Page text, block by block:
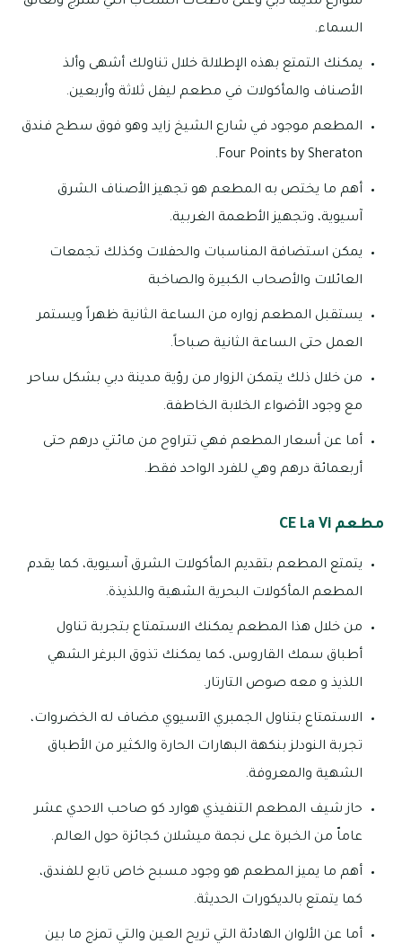
السماء.
يمكنك التمتع بهذه الإطلالة خلال تناولك أشهى وألذ
الأصناف والمأكولات في مطعم ليفل ثلاثة وأربعين.
المطعم موجود في شارع الشيخ زايد وهو فوق سطح فندق
Four Points by Sheraton.
أهم ما يختص به المطعم هو تجهيز الأصناف الشرق
آسيوية، وتجهيز الأطعمة الغربية.
يمكن استضافة المناسبات والحفلات وكذلك تجمعات
العائلات والأصحاب الكبيرة والصاخبة
يستقبل المطعم زواره من الساعة الثانية ظهراً ويستمر
العمل حتى الساعة الثانية صباحاً.
من خلال ذلك يتمكن الزوار من رؤية مدينة دبي بشكل ساحر
مع وجود الأضواء الخلابة الخاطفة.
أما عن أسعار المطعم فهي تتراوح من مائتي درهم حتى
أربعمائة درهم وهي للفرد الواحد فقط.
مطعم CE La Vi
يتمتع المطعم بتقديم المأكولات الشرق آسيوية، كما يقدم
المطعم المأكولات البحرية الشهية واللذيذة.
من خلال هذا المطعم يمكنك الاستمتاع بتجربة تناول
أطباق سمك القاروس، كما يمكنك تذوق البرغر الشهي
اللذيذ و معه صوص التارتار.
الاستمتاع بتناول الجمبري الآسيوي مضاف له الخضروات،
تجربة النودلز بنكهة البهارات الحارة والكثير من الأطباق
الشهية والمعروفة.
حاز شيف المطعم التنفيذي هوارد كو صاحب الاحدي عشر
عاماّ من الخبرة على نجمة ميشلان كجائزة حول العالم.
أهم ما يميز المطعم هو وجود مسبح خاص تابع للفندق،
كما يتمتع بالديكورات الحديثة.
أما عن الألوان الهادئة التي تريح العين والتي تمزج ما بين